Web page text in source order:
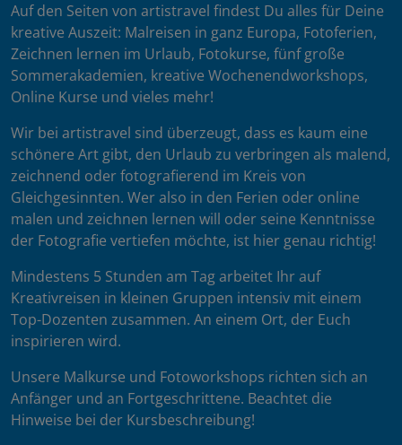
Auf den Seiten von artistravel findest Du alles für Deine
kreative Auszeit: Malreisen in ganz Europa, Fotoferien,
Zeichnen lernen im Urlaub, Fotokurse, fünf große
Sommerakademien, kreative Wochenendworkshops,
Online Kurse und vieles mehr!
Wir bei artistravel sind überzeugt, dass es kaum eine
schönere Art gibt, den Urlaub zu verbringen als malend,
zeichnend oder fotografierend im Kreis von
Gleichgesinnten. Wer also in den Ferien oder online
malen und zeichnen lernen will oder seine Kenntnisse
der Fotografie vertiefen möchte, ist hier genau richtig!
Mindestens 5 Stunden am Tag arbeitet Ihr auf
Kreativreisen in kleinen Gruppen intensiv mit einem
Top-Dozenten zusammen. An einem Ort, der Euch
inspirieren wird.
Unsere Malkurse und Fotoworkshops richten sich an
Anfänger und an Fortgeschrittene. Beachtet die
Hinweise bei der Kursbeschreibung!